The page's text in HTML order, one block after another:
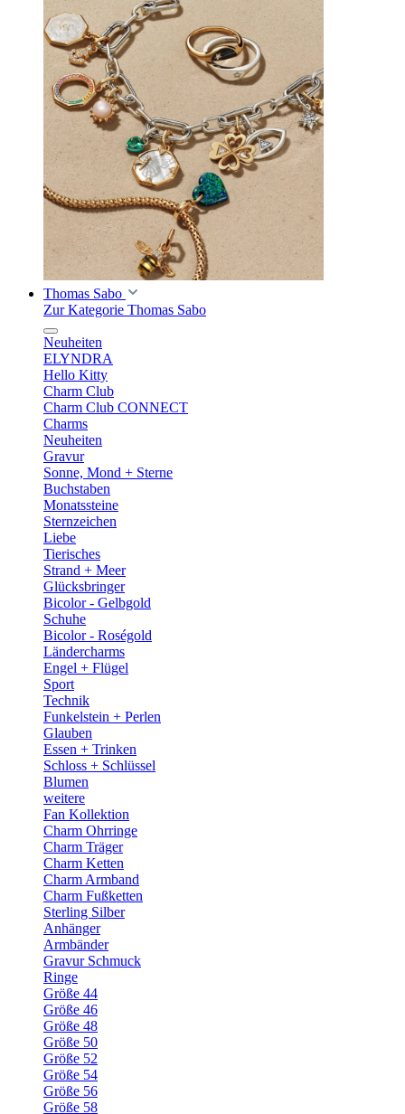
Thomas Sabo
Zur Kategorie Thomas Sabo
Neuheiten
ELYNDRA
Hello Kitty
Charm Club
Charm Club CONNECT
Charms
Neuheiten
Gravur
Sonne, Mond + Sterne
Buchstaben
Monatssteine
Sternzeichen
Liebe
Tierisches
Strand + Meer
Glücksbringer
Bicolor - Gelbgold
Schuhe
Bicolor - Roségold
Ländercharms
Engel + Flügel
Sport
Technik
Funkelstein + Perlen
Glauben
Essen + Trinken
Schloss + Schlüssel
Blumen
weitere
Fan Kollektion
Charm Ohrringe
Charm Träger
Charm Ketten
Charm Armband
Charm Fußketten
Sterling Silber
Anhänger
Armbänder
Gravur Schmuck
Ringe
Größe 44
Größe 46
Größe 48
Größe 50
Größe 52
Größe 54
Größe 56
Größe 58